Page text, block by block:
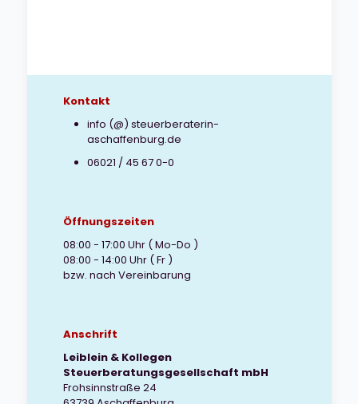
Kontakt
info (@) steuerberaterin-
aschaffenburg.de
06021 / 45 67 0-0
Öffnungszeiten
08:00 - 17:00 Uhr ( Mo-Do )
08:00 - 14:00 Uhr ( Fr )
bzw. nach Vereinbarung
Anschrift
Leiblein & Kollegen
Steuerberatungsgesellschaft mbH
Frohsinnstraße 24